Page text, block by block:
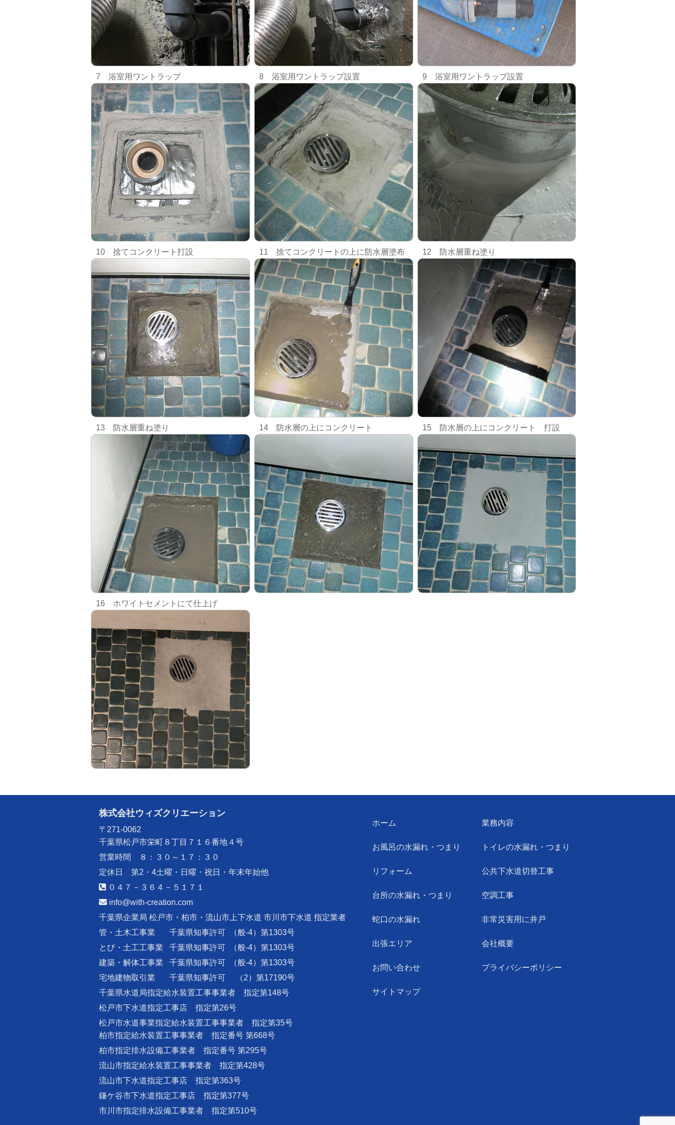
7 浴室用ワントラップ 8 浴室用ワントラップ設置 9 浴室用ワントラップ設置
10 捨てコンクリート打設 11 捨てコンクリートの上に防水層塗布 12 防水層重ね塗り
13 防水層重ね塗り 14 防水層の上にコンクリート 15 防水層の上にコンクリート 打設
16 ホワイトセメントにて仕上げ
株式会社ウィズクリエーション
〒271-0062
千葉県松戸市栄町８丁目７１６番地４号
営業時間 ８：３０～１７：３０
定休日 第2・4土曜・日曜・祝日・年末年始他
０４７－３６４－５１７１
info@with-creation.com
千葉県企業局 松戸市・柏市・流山市上下水道 市川市下水道 指定業者
管・土木工事業
千葉県知事許可
（般-4）第1303号
とび・土工工事業
千葉県知事許可
（般-4）第1303号
建築・解体工事業
千葉県知事許可
（般-4）第1303号
宅地建物取引業
千葉県知事許可
（2）第17190号
千葉県水道局指定給水装置工事事業者 指定第148号
松戸市下水道指定工事店 指定第26号
松戸市水道事業指定給水装置工事事業者 指定第35号
柏市指定給水装置工事事業者 指定番号 第668号
柏市指定排水設備工事業者 指定番号 第295号
流山市指定給水装置工事事業者 指定第428号
流山市下水道指定工事店 指定第363号
鎌ケ谷市下水道指定工事店 指定第377号
市川市指定排水設備工事業者 指定第510号
ホーム 業務内容
お風呂の水漏れ・つまり トイレの水漏れ・つまり
リフォーム 公共下水道切替工事
台所の水漏れ・つまり 空調工事
蛇口の水漏れ 非常災害用に井戸
出張エリア 会社概要
お問い合わせ プライバシーポリシー
サイトマップ